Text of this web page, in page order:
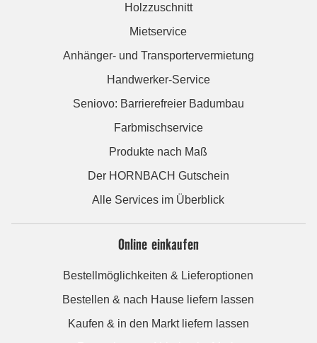
Holzzuschnitt
Mietservice
Anhänger- und Transportervermietung
Handwerker-Service
Seniovo: Barrierefreier Badumbau
Farbmischservice
Produkte nach Maß
Der HORNBACH Gutschein
Alle Services im Überblick
Online einkaufen
Bestellmöglichkeiten & Lieferoptionen
Bestellen & nach Hause liefern lassen
Kaufen & in den Markt liefern lassen